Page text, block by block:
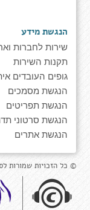
הנגשת מידע
שירות לחברות
תקנות השירות
גופים העובדים
הנגשת מסמכים
הנגשת תפריטים
הנגשת סרטוני
הנגשת אתרים
© כל הזכויות שמורות